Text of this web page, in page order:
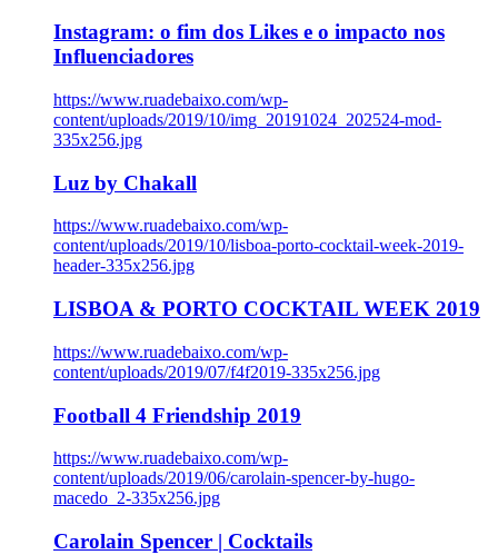
Instagram: o fim dos Likes e o impacto nos
Influenciadores
https://www.ruadebaixo.com/wp-
content/uploads/2019/10/img_20191024_202524-mod-
335x256.jpg
Luz by Chakall
https://www.ruadebaixo.com/wp-
content/uploads/2019/10/lisboa-porto-cocktail-week-2019-
header-335x256.jpg
LISBOA & PORTO COCKTAIL WEEK 2019
https://www.ruadebaixo.com/wp-
content/uploads/2019/07/f4f2019-335x256.jpg
Football 4 Friendship 2019
https://www.ruadebaixo.com/wp-
content/uploads/2019/06/carolain-spencer-by-hugo-
macedo_2-335x256.jpg
Carolain Spencer | Cocktails